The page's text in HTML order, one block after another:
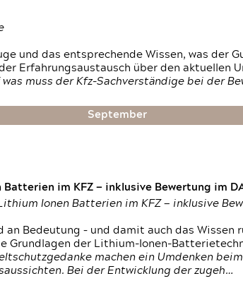
und das entsprechende Wissen, was der
Erfahrungsaustausch über den aktuellen
muss der Kfz-Sachverständige bei der
September
im KFZ — inklusive Bewertung im
Ionen Batterien im KFZ — inklusive
Bedeutung – und damit auch das
Grundlagen der Lithium-Ionen-
machen ein Umdenken
Bei der Entwicklung der zugeh…